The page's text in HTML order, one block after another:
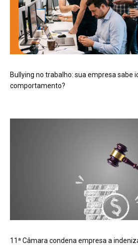
Bullying no trabalho: sua empresa sabe
comportamento?
11ª Câmara condena empresa a